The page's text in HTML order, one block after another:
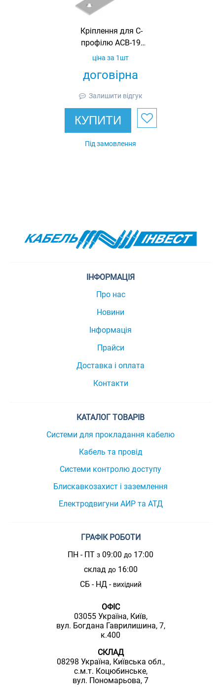
Кріплення для С-
профілю ACB-19,
гарячеоцинковане,
договірна
ціна за 1шт
Залишити відгук
КУПИТИ
Під замовлення
ІНФОРМАЦІЯ
Про нас
Новини
Інформація
Прайси
Доставка і оплата
Контакти
КАТАЛОГ ТОВАРІВ
Системи для прокладання кабелю
Кабель та провід
Системи контролю доступу
Блискавкозахист і заземлення
Електродвигуни АИР та АТД
ГРАФІК РОБОТИ
ПН - ПТ з 09:00 до 17:00
склад до16:00
СБ - НД - вихідний
ОФІС
03055 Україна, Київ,
вул. Богдана Гаврилишина, 7,
к.400
СКЛАД
08298 Україна, Київська обл.,
с.м.т. Коцюбинське,
вул. Пономарьова, 7